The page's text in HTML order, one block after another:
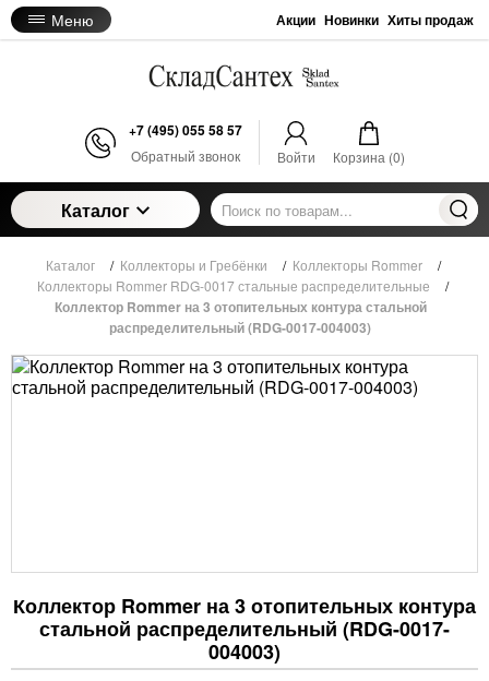
Меню Акции Новинки Хиты продаж
+7 (495) 055 58 57
Обратный звонок Войти Корзина (0)
Каталог
Каталог / Коллекторы и Гребёнки / Коллекторы Rommer
/
Коллекторы Rommer RDG-0017 стальные распределительные
/
Коллектор Rommer на 3 отопительных контура стальной
распределительный (RDG-0017-004003)
Коллектор Rommer на 3 отопительных контура
стальной распределительный (RDG-0017-
004003)